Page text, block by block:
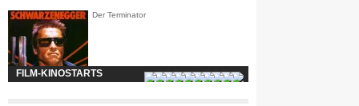
Der Terminator
FILM-KINOSTARTS